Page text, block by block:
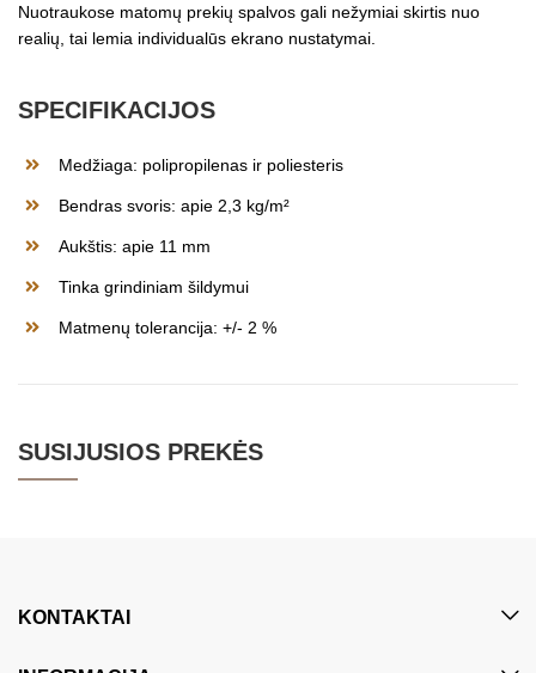
Nuotraukose matomų prekių spalvos gali nežymiai skirtis nuo
realių, tai lemia individualūs ekrano nustatymai.
SPECIFIKACIJOS
Medžiaga: polipropilenas ir poliesteris
Bendras svoris: apie 2,3 kg/m²
Aukštis: apie 11 mm
Tinka grindiniam šildymui
Matmenų tolerancija: +/- 2 %
SUSIJUSIOS PREKĖS
KONTAKTAI